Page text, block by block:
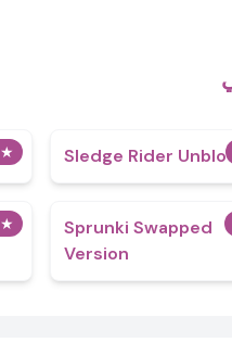
★ Sledge Rider
★
Sprunki Swapped
Version